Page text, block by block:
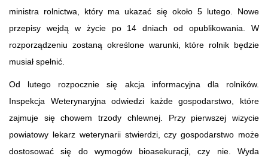
ministra rolnictwa, który ma ukazać się około 5 lutego. Nowe
przepisy wejdą w życie po 14 dniach od opublikowania. W
rozporządzeniu zostaną określone warunki, które rolnik będzie
musiał spełnić.
Od lutego rozpocznie się akcja informacyjna dla rolników.
Inspekcja Weterynaryjna odwiedzi każde gospodarstwo, które
zajmuje się chowem trzody chlewnej. Przy pierwszej wizycie
powiatowy lekarz weterynarii stwierdzi, czy gospodarstwo może
dostosować się do wymogów bioasekuracji, czy nie. Wyda